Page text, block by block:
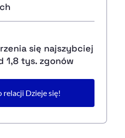
się najszybciej
1,8 tys. zgonów
relacji Dzieje się!